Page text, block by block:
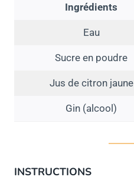
Ingrédients
Eau
Sucre en poudre
Jus de citron jaune
Gin (alcool)
INSTRUCTIONS